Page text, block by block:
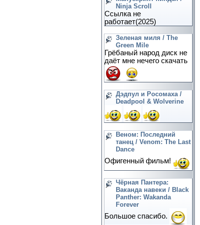
Ninja Scroll
Ссылка не
работает(2025)
Зеленая миля / The
Green Mile
Грёбаный народ диск не
даёт мне нечего скачать
Дэдпул и Росомаха /
Deadpool & Wolverine
Веном: Последний
танец / Venom: The Last
Dance
Офигенный фильм!
Чёрная Пантера:
Ваканда навеки / Black
Panther: Wakanda
Forever
Большое спасибо.